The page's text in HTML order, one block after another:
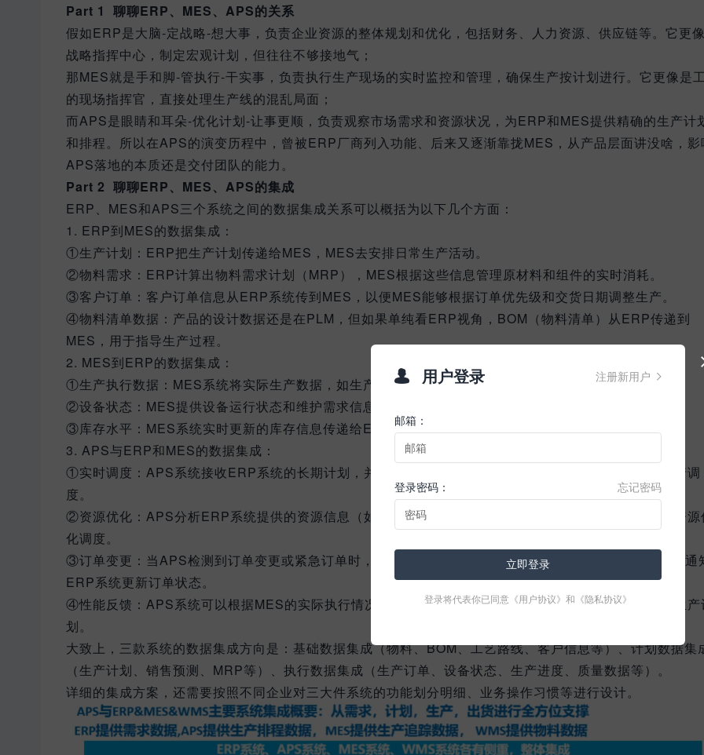
Part 1 聊聊ERP、MES、APS的关系
假如ERP是大脑-定战略-想大事，负责企业资源的整体规划和优化，包括财务、人力资源、供应链等。它更
战略指挥中心，制定宏观计划，但往往不够接地气；
那MES就是手和脚-管执行-干实事，负责执行生产现场的实时监控和管理，确保生产按计划进行。它更像是
的现场指挥官，直接处理生产线的混乱局面；
而APS是眼睛和耳朵-优化计划-让事更顺，负责观察市场需求和资源状况，为ERP和MES提供精确的生产计
和排程。所以在APS的演变历程中，曾被ERP厂商列入功能、后来又逐渐靠拢MES，从产品层面讲没啥，影
APS落地的本质还是交付团队的能力。
Part 2 聊聊ERP、MES、APS的集成
ERP、MES和APS三个系统之间的数据集成关系可以概括为以下几个方面：
1. ERP到MES的数据集成：
①生产计划：ERP把生产计划传递给MES，MES去安排日常生产活动。
②物料需求：ERP计算出物料需求计划（MRP），MES根据这些信息管理原材料和组件的实时消耗。
③客户订单：客户订单信息从ERP系统传到MES，以便MES能够根据订单优先级和交货日期调整生产。
④物料清单数据：产品的设计数据还是在PLM，但如果单纯看ERP视角，BOM（物料清单）从ERP传递到
MES，用于指导生产过程。
2. MES到ERP的数据集成：
①生产执行数据：MES系统将实际生产数据，如生产数量、生产时间、废品率等，反馈给ERP系统。
②设备状态：MES提供设备运行状态和维护需求信息可以同步到ERP系统中，以便进行资产管理。
③库存水平：MES系统实时更新的库存信息传递给ERP，用于库存管理和补货决策。
3. APS与ERP和MES的数据集成：
①实时调度：APS系统接收ERP系统的长期计划，并结合MES提供的实时生产数据，生成优化的短期生产调
度。
②资源优化：APS分析ERP系统提供的资源信息（如机器、人员、物料）和MES的实际使用情况，进行资源
化调度。
③订单变更：当APS检测到订单变更或紧急订单时，它会调整计划，并将新的计划推荐给MES执行，同时通
ERP系统更新订单状态。
④性能反馈：APS系统可以根据MES的实际执行情况，提供性能分析报告给ERP系统，用于改进未来的生产
划。
大致上，三款系统的数据集成方向是：基础数据集成（物料、BOM、工艺路线、客户信息等）、计划数据集
（生产计划、销售预测、MRP等）、执行数据集成（生产订单、设备状态、生产进度、质量数据等）。
详细的集成方案，还需要按照不同企业对三大件系统的功能划分明细、业务操作习惯等进行设计。
注册新用户 
 用户登录
邮箱：
忘记密码
登录密码：
立即登录
登录将代表你已同意 《用户协议》 和 《隐私协议》